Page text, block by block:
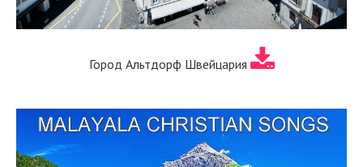
Город Альтдорф Швейцария